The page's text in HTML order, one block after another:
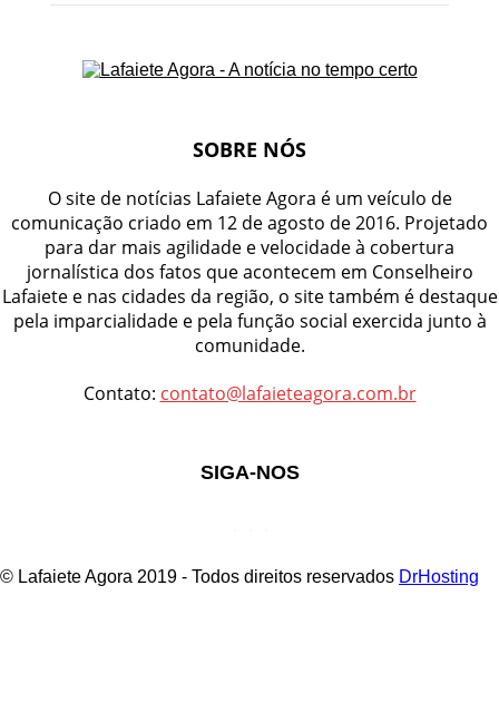
SOBRE NÓS
O site de notícias Lafaiete Agora é um veículo de
comunicação criado em 12 de agosto de 2016. Projetado
para dar mais agilidade e velocidade à cobertura
jornalística dos fatos que acontecem em Conselheiro
Lafaiete e nas cidades da região, o site também é destaque
pela imparcialidade e pela função social exercida junto à
comunidade.
Contato: contato@lafaieteagora.com.br
SIGA-NOS
© Lafaiete Agora 2019 - Todos direitos reservados DrHosting